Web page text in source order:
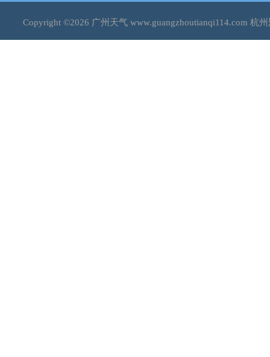
Copyright ©2026 广州天气 www.guangzhoutianqi114.com 杭